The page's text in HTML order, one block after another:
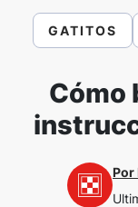
GATITOS
Cómo
Por